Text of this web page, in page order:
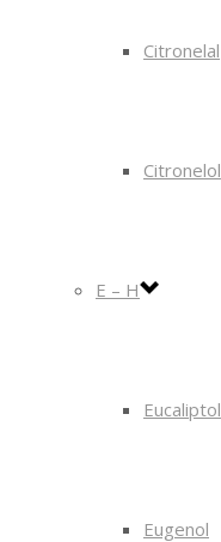
Citronelal
Citronelol
E – H
Eucaliptol
Eugenol